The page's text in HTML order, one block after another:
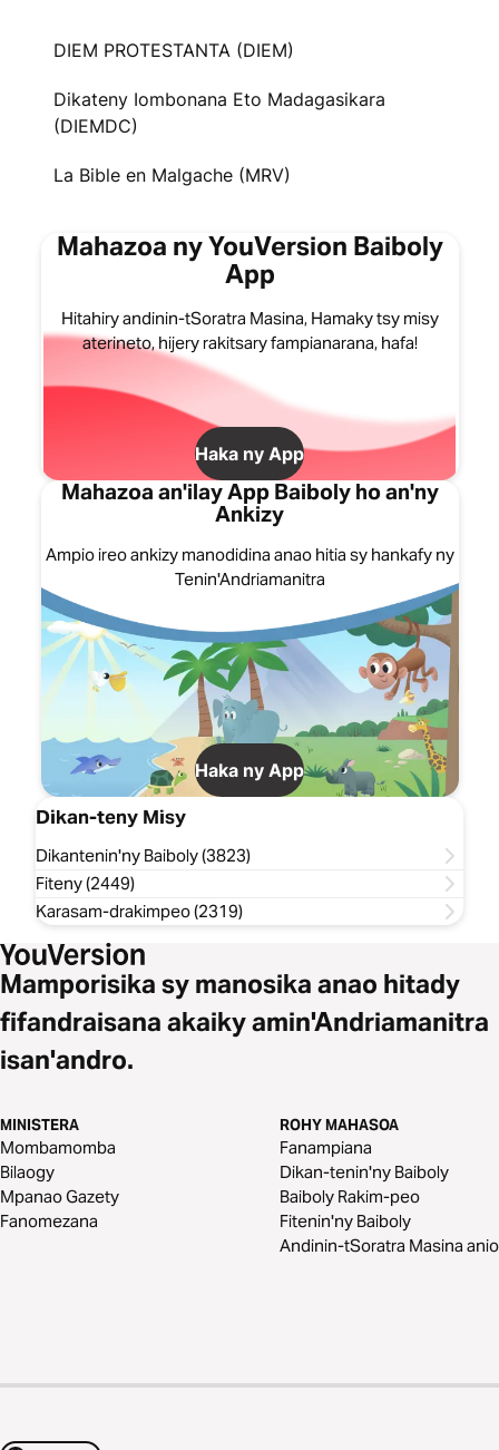
DIEM PROTESTANTA (DIEM)
Dikateny Iombonana Eto Madagasikara
(DIEMDC)
La Bible en Malgache (MRV)
Mahazoa ny YouVersion Baiboly
App
Hitahiry andinin-tSoratra Masina, Hamaky tsy misy
aterineto, hijery rakitsary fampianarana, hafa!
Haka ny App
Mahazoa an'ilay App Baiboly ho an'ny
Ankizy
Ampio ireo ankizy manodidina anao hitia sy hankafy ny
Tenin'Andriamanitra
Haka ny App
Dikan-teny Misy
Dikantenin'ny Baiboly (3823)
Fiteny (2449)
Karasam-drakimpeo (2319)
Mamporisika sy manosika anao hitady
fifandraisana akaiky amin'Andriamanitra
isan'andro.
MINISTERA
Mombamomba
Bilaogy
Mpanao Gazety
Fanomezana
ROHY MAHASOA
Fanampiana
Dikan-tenin'ny Baiboly
Baiboly Rakim-peo
Fitenin'ny Baiboly
Andinin-tSoratra Masina anio